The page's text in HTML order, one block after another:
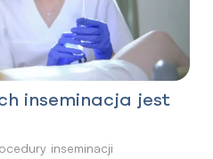
inseminacja jest
inseminacji